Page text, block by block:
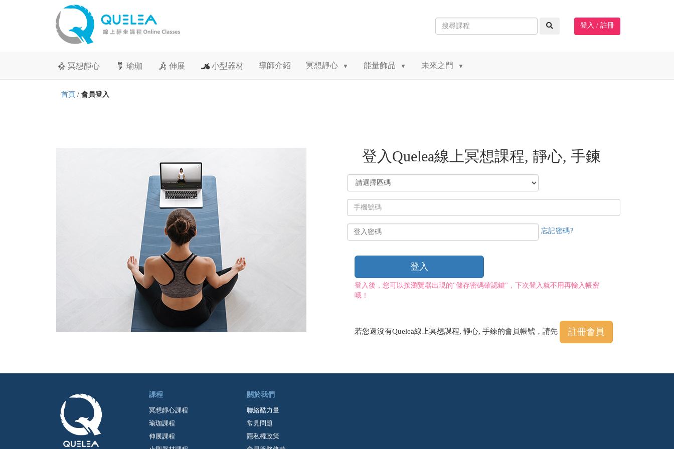
登入 / 註冊
冥想靜心 瑜珈 伸展 小型器材 導師介紹 冥想靜心 ▼ 能量飾品 ▼ 未來之門 ▼
首頁 / 會員登入
登入Quelea線上冥想課程, 靜心, 手鍊
入
帳
入
忘記密碼?
登入
登入後，您可以按瀏覽器出現的"儲存密碼確認鍵"，下次登入就不用再輸入帳密
哦！
若您還沒有Quelea線上冥想課程, 靜心, 手鍊的會員帳號，請先 註冊會員
課程
冥想靜心課程
瑜珈課程
伸展課程
關於我們
聯絡酷力量
常見問題
隱私權政策